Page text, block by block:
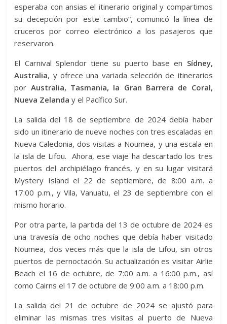
esperaba con ansias el itinerario original y compartimos
su decepción por este cambio”, comunicó la línea de
cruceros por correo electrónico a los pasajeros que
reservaron.
El Carnival Splendor tiene su puerto base en Sídney,
Australia, y ofrece una variada selección de itinerarios
por Australia, Tasmania, la Gran Barrera de Coral,
Nueva Zelanda y el Pacífico Sur.
La salida del 18 de septiembre de 2024 debía haber
sido un itinerario de nueve noches con tres escaladas en
Nueva Caledonia, dos visitas a Noumea, y una escala en
la isla de Lifou. Ahora, ese viaje ha descartado los tres
puertos del archipiélago francés, y en su lugar visitará
Mystery Island el 22 de septiembre, de 8:00 a.m. a
17:00 p.m., y Vila, Vanuatu, el 23 de septiembre con el
mismo horario.
Por otra parte, la partida del 13 de octubre de 2024 es
una travesía de ocho noches que debía haber visitado
Noumea, dos veces más que la isla de Lifou, sin otros
puertos de pernoctación. Su actualización es visitar Airlie
Beach el 16 de octubre, de 7:00 a.m. a 16:00 p.m., así
como Cairns el 17 de octubre de 9:00 a.m. a 18:00 p.m.
La salida del 21 de octubre de 2024 se ajustó para
eliminar las mismas tres visitas al puerto de Nueva